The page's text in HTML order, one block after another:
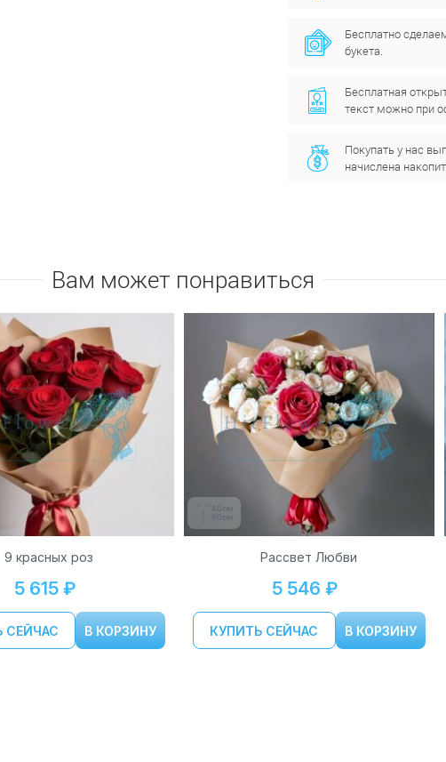
Бесплатно
букета.
Бесплатная
текст можно при
Покупать у нас
начислена
Вам может понравиться
9 красных роз
5 615 ₽
СЕЙЧАС В КОРЗИНУ
40см
60см
Рассвет Любви
5 546 ₽
КУПИТЬ СЕЙЧАС В КОРЗИНУ